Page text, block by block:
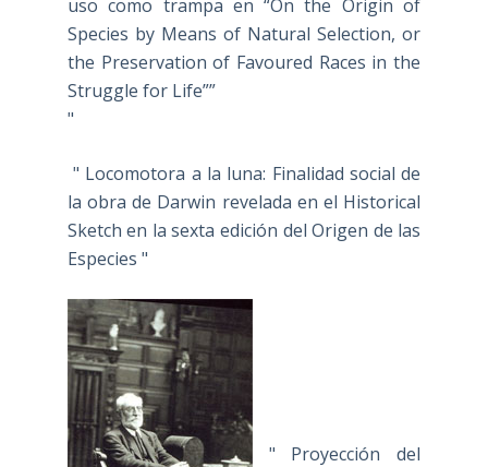
uso como trampa en “On the Origin of
Species by Means of Natural Selection, or
the Preservation of Favoured Races in the
Struggle for Life””
"
" Locomotora a la luna: Finalidad social de
la obra de Darwin revelada en el Historical
Sketch en la sexta edición del Origen de las
Especies "
" Proyección del